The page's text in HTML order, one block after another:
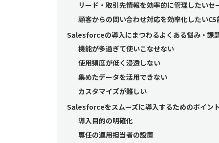
リード・取引先情報を効率的に管理したいセ
顧客からの問い合わせ対応を効率化したいCS
Salesforceの導入にまつわるよくある悩み・課
機能が多過ぎて使いこなせない
使用頻度が低く浸透しない
集めたデータを活用できない
カスタマイズが難しい
Salesforceをスムーズに導入するためのポイン
導入目的の明確化
専任の運用担当者の設置